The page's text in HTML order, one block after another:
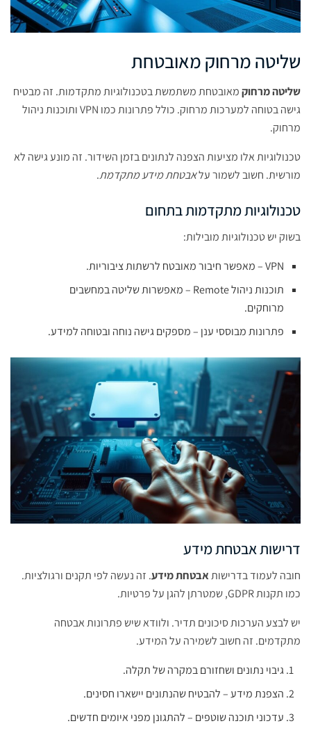
שליטה מרחוק מאובטחת
שליטה מרחוקמאובטחת משתמשת בטכנולוגיות מתקדמות. זה מבטיח
גישה בטוחה למערכות מרחוק. כולל פתרונות כמו VPN ותוכנות ניהול
מרחוק.
טכנולוגיות אלו מציעות הצפנה לנתונים בזמן השידור. זה מונע גישה לא
מורשית. חשוב לשמור עלאבטחת מידע מתקדמת.
טכנולוגיות מתקדמות בתחום
בשוק יש טכנולוגיות מובילות:
VPN – מאפשר חיבור מאובטח לרשתות ציבוריות.
תוכנות ניהול Remote – מאפשרות שליטה במחשבים
מרוחקים.
פתרונות מבוססי ענן – מספקים גישה נוחה ובטוחה למידע.
דרישות אבטחת מידע
חובה לעמוד בדרישותאבטחת מידע. זה נעשה לפי תקנים ורגולציות.
כמו תקנות GDPR, שמטרתן להגן על פרטיות.
יש לבצע הערכות סיכונים תדיר. ולוודא שיש פתרונות אבטחה
מתקדמים. זה חשוב לשמירה על המידע.
גיבוי נתונים ושחזורם במקרה של תקלה.
הצפנת מידע – להבטיח שהנתונים יישארו חסינים.
עדכוני תוכנה שוטפים – להתגונן מפני איומים חדשים.